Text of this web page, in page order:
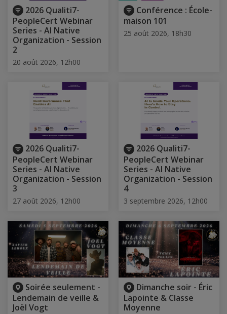
2026 Qualiti7-
PeopleCert Webinar
Series - AI Native
Organization - Session
2
20 août 2026, 12h00
Conférence : École-
maison 101
25 août 2026, 18h30
2026 Qualiti7-
PeopleCert Webinar
Series - AI Native
Organization - Session
3
27 août 2026, 12h00
2026 Qualiti7-
PeopleCert Webinar
Series - AI Native
Organization - Session
4
3 septembre 2026, 12h00
Soirée seulement -
Lendemain de veille &
Joël Vogt
Dimanche soir - Éric
Lapointe & Classe
Moyenne